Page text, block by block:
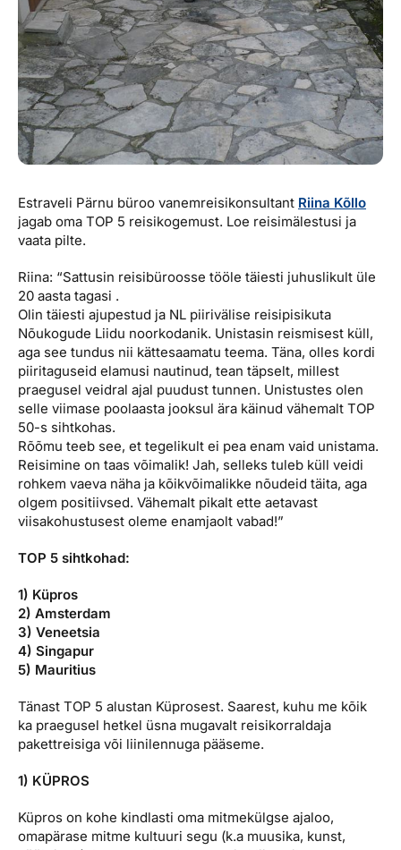
Estraveli Pärnu büroo vanemreisikonsultant Riina Kõllo
jagab oma TOP 5 reisikogemust. Loe reisimälestusi ja
vaata pilte.
Riina: “Sattusin reisibüroosse tööle täiesti juhuslikult üle
20 aasta tagasi .
Olin täiesti ajupestud ja NL piirivälise reisipisikuta
Nõukogude Liidu noorkodanik. Unistasin reismisest küll,
aga see tundus nii kättesaamatu teema. Täna, olles kordi
piiritaguseid elamusi nautinud, tean täpselt, millest
praegusel veidral ajal puudust tunnen. Unistustes olen
selle viimase poolaasta jooksul ära käinud vähemalt TOP
50-s sihtkohas.
Rõõmu teeb see, et tegelikult ei pea enam vaid unistama.
Reisimine on taas võimalik! Jah, selleks tuleb küll veidi
rohkem vaeva näha ja kõikvõimalikke nõudeid täita, aga
olgem positiivsed. Vähemalt pikalt ette aetavast
viisakohustusest oleme enamjaolt vabad!”
TOP 5 sihtkohad:
1) Küpros
2) Amsterdam
3) Veneetsia
4) Singapur
5) Mauritius
Tänast TOP 5 alustan Küprosest. Saarest, kuhu me kõik
ka praegusel hetkel üsna mugavalt reisikorraldaja
pakettreisiga või liinilennuga pääseme.
1) KÜPROS
Küpros on kohe kindlasti oma mitmekülgse ajaloo,
omapärase mitme kultuuri segu (k.a muusika, kunst,